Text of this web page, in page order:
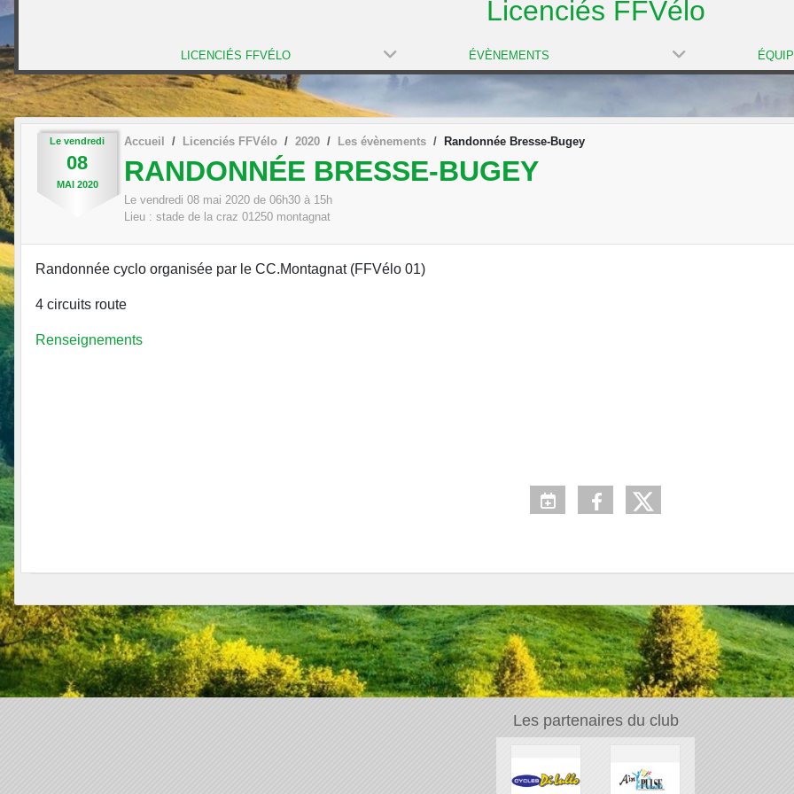
Licenciés FFVélo
LICENCIÉS FFVÉLO ÉVÈNEMENTS
Le vendredi
08
MAI 2020
Accueil Licenciés FFVélo 2020 Les évènements Randonnée Bresse-Bugey
RANDONNÉE BRESSE-BUGEY
Le vendredi 08 mai 2020 de 06h30 à 15h
Lieu : stade de la craz 01250 montagnat
Randonnée cyclo organisée par le CC.Montagnat (FFVélo 01)
4 circuits route
Renseignements
Les partenaires du club